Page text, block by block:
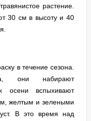
растение.
30 см в высоту и 40
в течение сезона.
они набирают
вспыхивают
желтым и зелеными
В это время над